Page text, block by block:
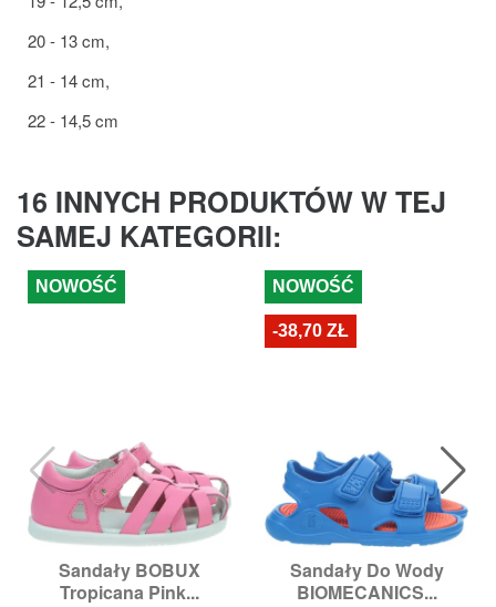
20 - 13 cm,
21 - 14 cm,
22 - 14,5 cm
16 INNYCH PRODUKTÓW W TEJ
SAMEJ KATEGORII:
Sandały BOBUX
Tropicana Pink...
NOWOŚĆ
Sandały Do Wody
BIOMECANICS...
NOWOŚĆ
-38,70 ZŁ